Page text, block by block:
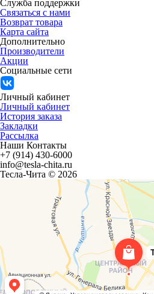
Служба поддержки
Связаться с нами
Возврат товара
Карта сайта
Дополнительно
Производители
Акции
Социальные сети
Личный кабинет
Личный кабинет
История заказа
Закладки
Рассылка
Наши Контакты
+7 (914) 430-6000
info@tesla-chita.ru
Тесла-Чита © 2026